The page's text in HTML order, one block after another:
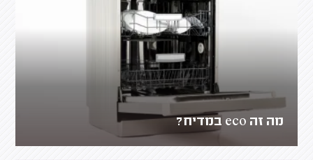
מה זה eco במדיח?